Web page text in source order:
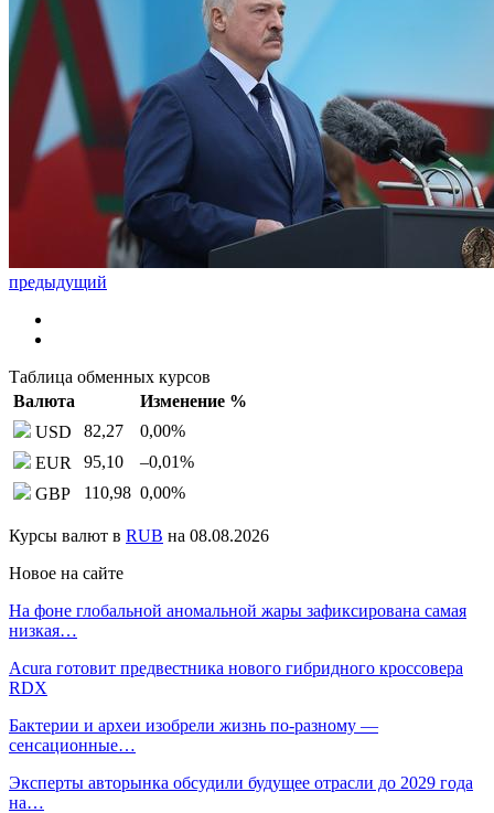
предыдущий
Таблица обменных курсов
Валюта
Изменение %
USD
82,27 0,00%
EUR
95,10 –0,01%
GBP
110,98 0,00%
Курсы валют в RUB на 08.08.2026
Новое на сайте
На фоне глобальной аномальной жары зафиксирована самая
низкая…
Acura готовит предвестника нового гибридного кроссовера
RDX
Бактерии и археи изобрели жизнь по-разному —
сенсационные…
Эксперты авторынка обсудили будущее отрасли до 2029 года
на…